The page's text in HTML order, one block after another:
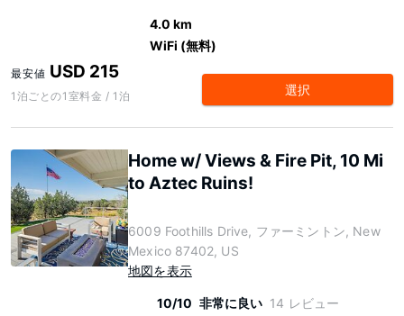
4.0 km
WiFi (無料)
最安値 USD 215
1泊ごとの1室料金 / 1泊 選択
Home w/ Views & Fire Pit, 10 Mi
to Aztec Ruins!
6009 Foothills Drive, ファーミントン, New
Mexico 87402, US
地図を表示
10/10 非常に良い 14 レビュー